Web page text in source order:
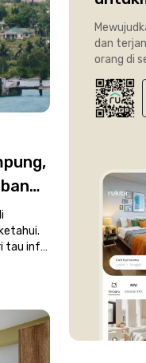
tau info
dan
orang di